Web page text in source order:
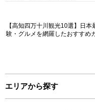
【高知四万十川観光10選】日
験・グルメを網羅したおすすめ
エリアから探す